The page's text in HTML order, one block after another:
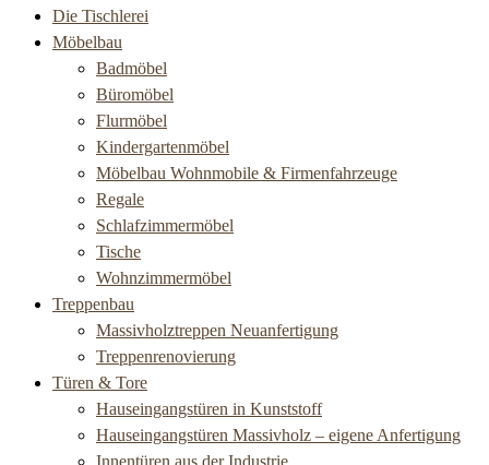
Die Tischlerei
Möbelbau
Badmöbel
Büromöbel
Flurmöbel
Kindergartenmöbel
Möbelbau Wohnmobile & Firmenfahrzeuge
Regale
Schlafzimmermöbel
Tische
Wohnzimmermöbel
Treppenbau
Massivholztreppen Neuanfertigung
Treppenrenovierung
Türen & Tore
Hauseingangstüren in Kunststoff
Hauseingangstüren Massivholz – eigene Anfertigung
Innentüren aus der Industrie